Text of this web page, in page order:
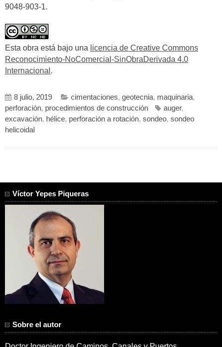
9048-903-1.
Esta obra está bajo una licencia de Creative Commons
Reconocimiento-NoComercial-SinObraDerivada 4.0
Internacional .
8 julio, 2019 cimentaciones, geotecnia, maquinaria,
perforación, procedimientos de construcción auger,
excavación, hélice, perforación a rotación, sondeo, sondeo
helicoidal
Víctor Yepes Piqueras
Sobre el autor